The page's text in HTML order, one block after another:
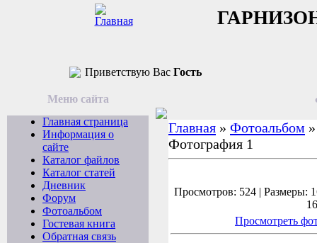
Приветствую Вас Гость
Меню сайта
Главная страница
Информация о
сайте
Каталог файлов
Каталог статей
Дневник
Форум
Фотоальбом
Гостевая книга
Обратная связь
Главная » Фотоальбом
Фотография 1
Просмотров: 524 | Размеры:
Просмотреть